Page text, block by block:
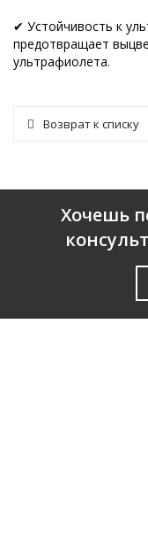
✔ Устойчивость к
предотвращает
ультрафиолета.
Возврат к списку
Хочешь